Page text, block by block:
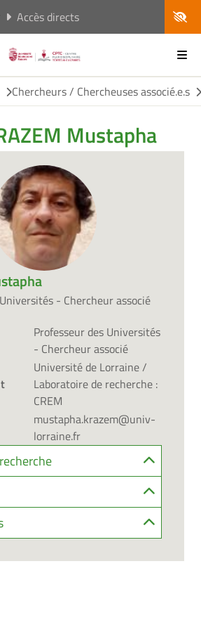
Accès directs
Chercheurs / Chercheuses associé.e.s
Mustapha
- Chercheur associé
Professeur des Universités
- Chercheur associé
Université de Lorraine /
Laboratoire de recherche :
CREM
mustapha.krazem@univ-
lorraine.fr